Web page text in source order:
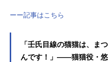
ーー記事はこちら
「壬氏目線の猫猫は、ま
んです！」――猫猫役・悠